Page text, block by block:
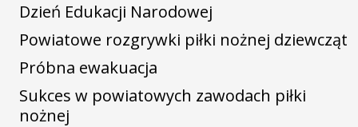
Dzień Edukacji Narodowej
Powiatowe rozgrywki piłki nożnej dziewcząt
Próbna ewakuacja
Sukces w powiatowych zawodach piłki
nożnej